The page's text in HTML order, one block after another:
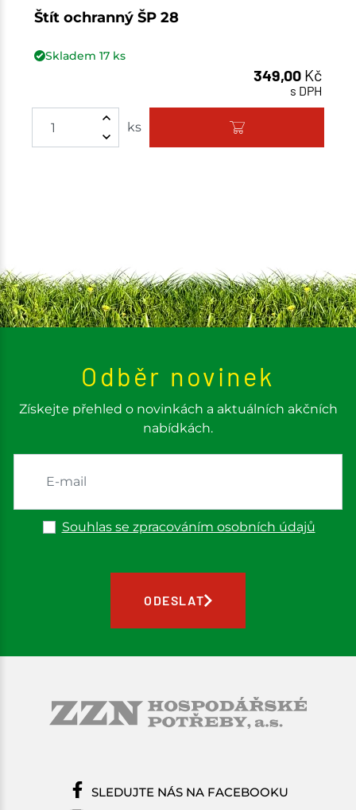
Štít ochranný ŠP 28
Skladem 17ks
349,00 Kč
s DPH
ks
Odběr novinek
Získejte přehled o novinkách a aktuálních akčních
nabídkách.
Souhlas se zpracováním osobních údajů
ODESLAT
SLEDUJTE NÁS NA FACEBOOKU